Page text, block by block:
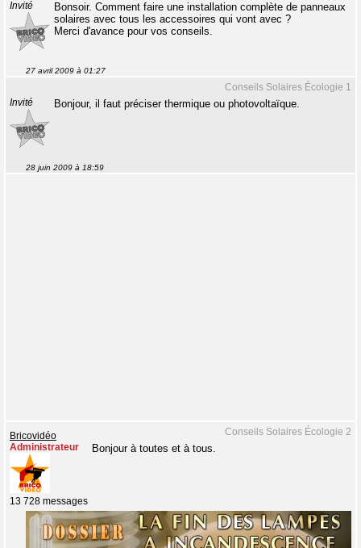
Invité
Bonsoir. Comment faire une installation complète de panneaux
solaires avec tous les accessoires qui vont avec ?
Merci d'avance pour vos conseils.
27 avril 2009 à 01:27
Conseils Solaires Écologie 1
Invité Bonjour, il faut préciser thermique ou photovoltaïque.
28 juin 2009 à 18:59
Conseils Solaires Écologie 2
Bricovidéo
Administrateur
13 728 messages
Bonjour à toutes et à tous.